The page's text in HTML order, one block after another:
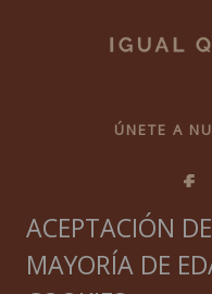
ÚNETE A
ACEPTACIÓN
MAYORÍA DE